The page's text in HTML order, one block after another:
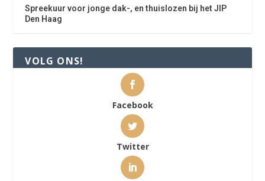
Spreekuur voor jonge dak-, en thuislozen bij het JIP
Den Haag
VOLG ONS!
Facebook
Twitter